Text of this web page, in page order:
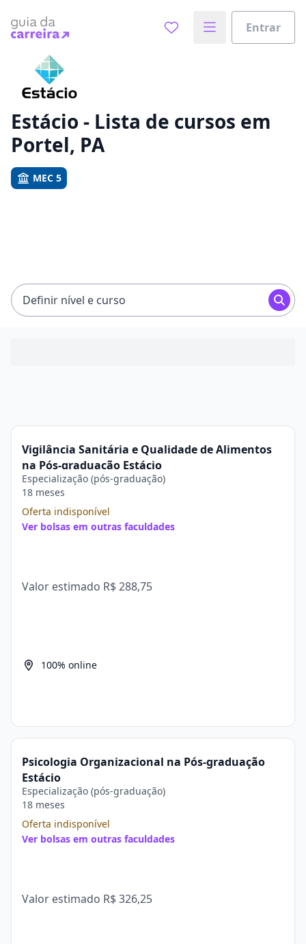
Entrar
Vamos te guiar no caminho ideal para seus estudos
Estácio - Lista de cursos em
Portel, PA
MEC 5
Definir nível e curso
Vigilância Sanitária e Qualidade de Alimentos
na Pós-graduação Estácio
Especialização (pós-graduação)
18 meses
Oferta indisponível
Ver bolsas em outras faculdades
Valor estimado R$ 288,75
100% online
Psicologia Organizacional na Pós-graduação
Estácio
Especialização (pós-graduação)
18 meses
Oferta indisponível
Ver bolsas em outras faculdades
Valor estimado R$ 326,25